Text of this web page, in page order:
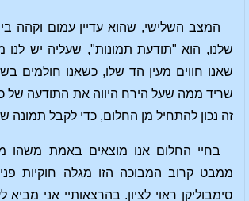
המצב השלישי, שהוא עדיין עמום וקהה
שלנו, הוא "תודעת תמונות", שעליה יש לנו
שאנו חווים מעין הד שלו, כשאנו חולמים
שריד ממה שעל הירח היווה את התודעה של
זה נכון להתחיל מן החלום, כדי לקבל תמונה
בחיי החלום אנו מוצאים באמת משהו
ממבט קרוב המבוכה הזו מגלה חוקיות
סימבוליקן ראוי לציון. בהרצאותיי אני